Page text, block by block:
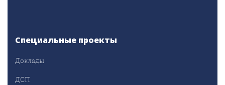
Специальные проекты
Доклады
ДСП